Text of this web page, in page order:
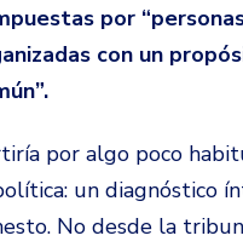
por
con un
por algo poco
un diagnóstico
No desde la